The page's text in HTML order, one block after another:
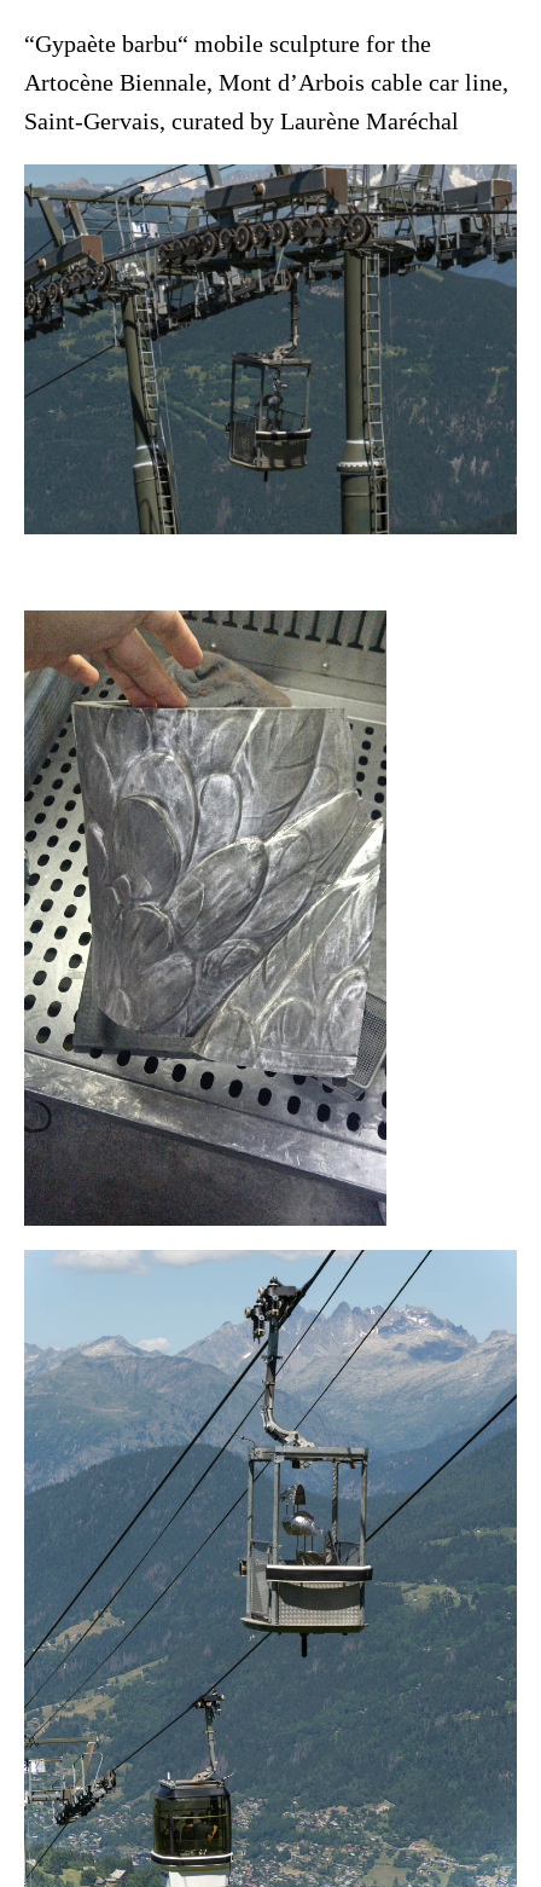
“Gypaète barbu“ mobile sculpture for the
Artocène Biennale, Mont d’Arbois cable car line,
Saint-Gervais, curated by Laurène Maréchal